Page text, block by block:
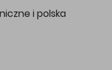
i polska